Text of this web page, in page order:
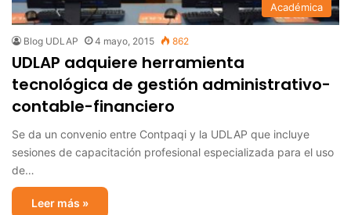
Académica
Blog UDLAP 4 mayo, 2015 862
UDLAP adquiere herramienta
tecnológica de gestión administrativo-
contable-financiero
Se da un convenio entre Contpaqi y la UDLAP que incluye
sesiones de capacitación profesional especializada para el uso
de…
Leer más »